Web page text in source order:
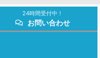
24時間受付中！
お問い合わせ